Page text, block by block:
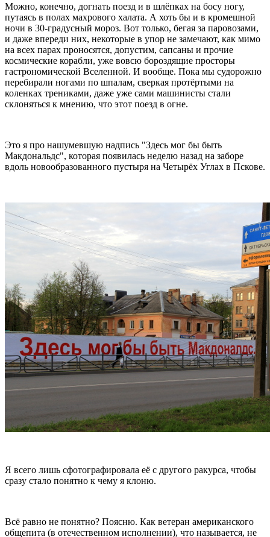
Можно, конечно, догнать поезд и в шлёпках на босу ногу,
путаясь в полах махрового халата. А хоть бы и в кромешной
ночи в 30-градусный мороз. Вот только, бегая за паровозами,
и даже впереди них, некоторые в упор не замечают, как мимо
на всех парах проносятся, допустим, сапсаны и прочие
космические корабли, уже вовсю бороздящие просторы
гастрономической Вселенной. И вообще. Пока мы судорожно
перебирали ногами по шпалам, сверкая протёртыми на
коленках трениками, даже уже сами машинисты стали
склоняться к мнению, что этот поезд в огне.
Это я про нашумевшую надпись "Здесь мог бы быть
Макдональдс", которая появилась неделю назад на заборе
вдоль новообразованного пустыря на Четырёх Углах в Пскове.
Я всего лишь сфотографировала её с другого ракурса, чтобы
сразу стало понятно к чему я клоню.
Всё равно не понятно? Поясню. Как ветеран американского
общепита (в отечественном исполнении), что называется, не